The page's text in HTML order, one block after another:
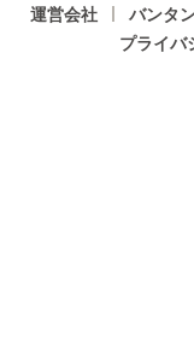
運営会社 バンタ
プライバ